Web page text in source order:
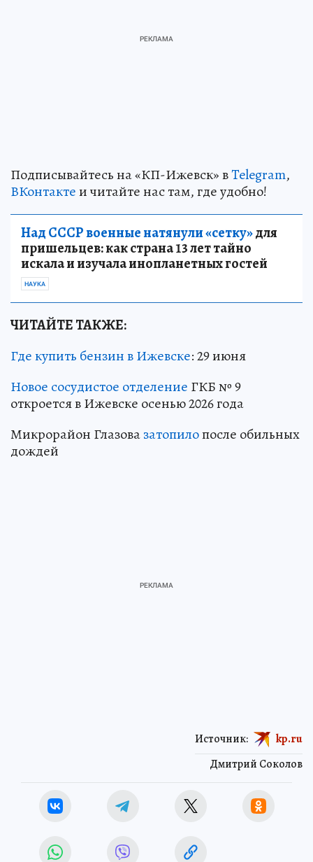
Подписывайтесь на «КП-Ижевск» вTelegram,
ВКонтактеи читайте нас там, где удобно!
Над СССР военные натянули «сетку»для
пришельцев: как страна 13 лет тайно
искала и изучала инопланетных гостей
НАУКА
ЧИТАЙТЕ ТАКЖЕ:
Где купить бензин в Ижевске: 29 июня
Новое сосудистое отделение ГКБ № 9
откроется в Ижевске осенью 2026 года
Микрорайон Глазовазатопилопосле обильных
дождей
Дмитрий Соколов
Источник: kp.ru